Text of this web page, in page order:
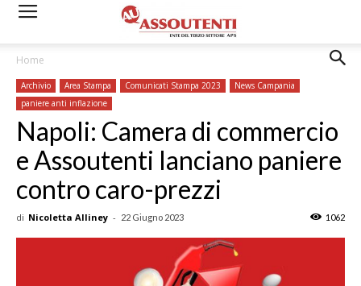
Home
Archivio Area Stampa Comunicati Stampa 2023
News Campania
paniere anti inflazione
Napoli: Camera di commercio
e Assoutenti lanciano paniere
contro caro-prezzi
di Nicoletta Alliney - 22 Giugno 2023 1062